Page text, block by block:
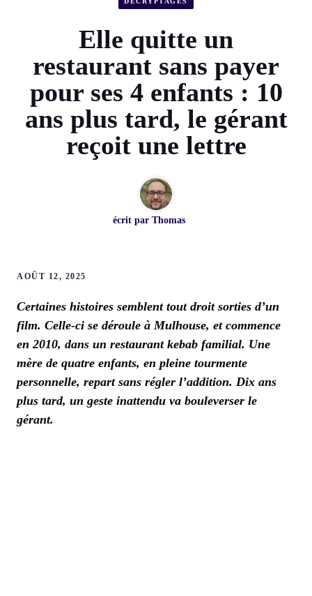
Elle quitte un
restaurant sans payer
pour ses 4 enfants : 10
ans plus tard, le gérant
reçoit une lettre
écrit par Thomas
AOÛT 12, 2025
Certaines histoires semblent tout droit sorties d’un
film. Celle-ci se déroule à Mulhouse, et commence
en 2010, dans un restaurant kebab familial. Une
mère de quatre enfants, en pleine tourmente
personnelle, repart sans régler l’addition. Dix ans
plus tard, un geste inattendu va bouleverser le
gérant.